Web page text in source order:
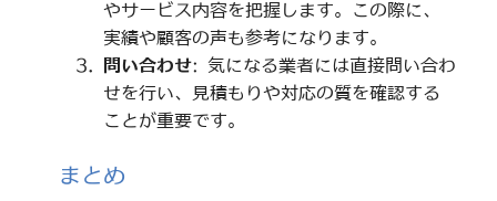
やサービス内容を把握します。この際に、
実績や顧客の声も参考になります。
問い合わせ: 気になる業者には直接問い合わ
せを行い、見積もりや対応の質を確認する
ことが重要です。
まとめ